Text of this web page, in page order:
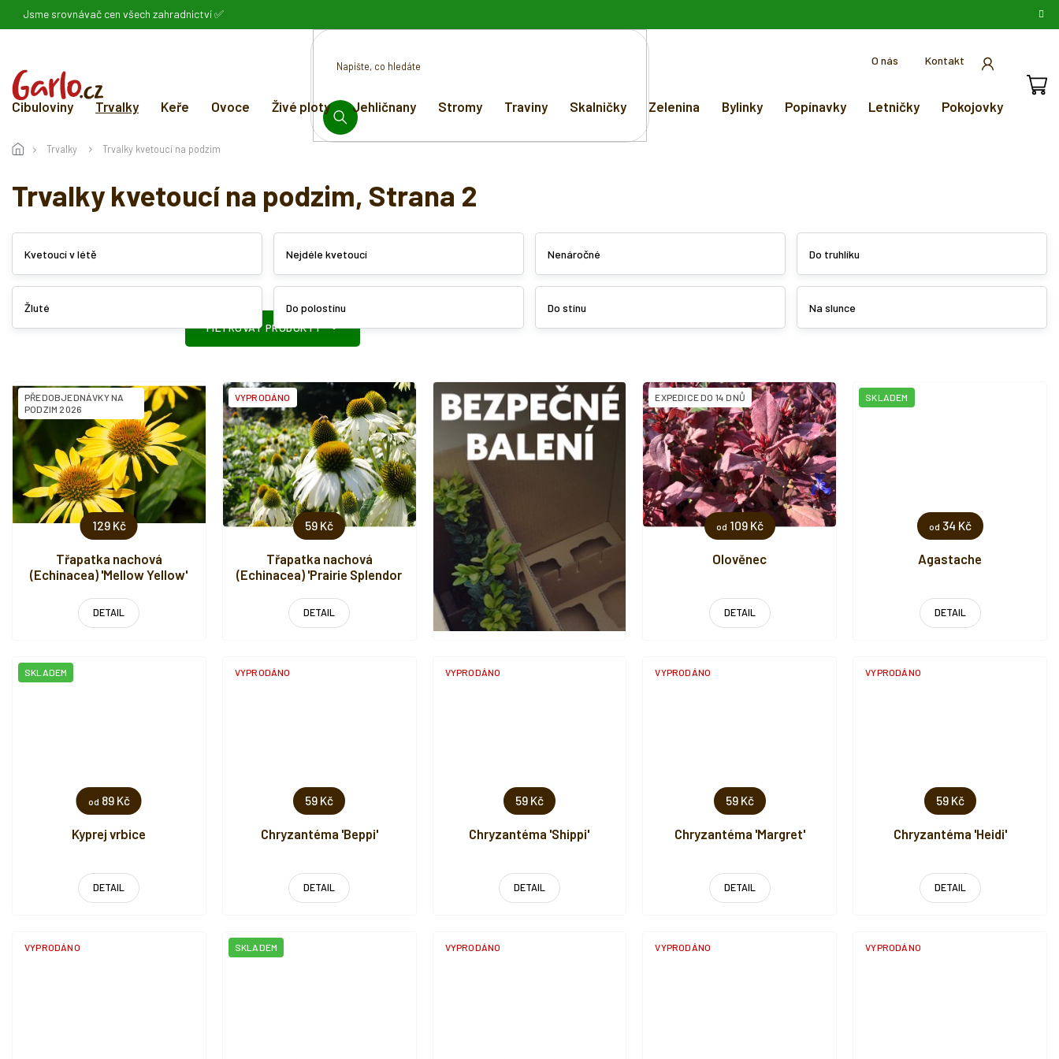
O nás
Kontakt
Jsme srovnávač cen všech zahradnictví ✅
HLEDAT
Cibuloviny Trvalky Keře Ovoce Živé ploty Jehličnany Stromy Traviny Skalničky Zelenina Bylinky Popínavky Letničky Pokojovky
Trvalky Trvalky kvetoucí na podzim
Trvalky kvetoucí na podzim, Strana 2
Kvetoucí v létě Nejdéle kvetoucí Nenáročné Do truhlíku
Žluté Do polostínu Do stínu Na slunce
V
ý
p
i
s
p
r
o
d
129 Kč
Třapatka nachová
(Echinacea) 'Mellow Yellow'
PŘEDOBJEDNÁVKY NA
PODZIM 2026
DETAIL
59 Kč
Třapatka nachová
(Echinacea) 'Prairie Splendor
VYPRODÁNO
DETAIL
od 109 Kč
Olověnec
EXPEDICE DO 14 DNŮ
DETAIL
od 34 Kč
Agastache
SKLADEM
DETAIL
od 89 Kč
Kyprej vrbice
SKLADEM
DETAIL
59 Kč
Chryzantéma 'Beppi'
VYPRODÁNO
DETAIL
59 Kč
Chryzantéma 'Shippi'
VYPRODÁNO
DETAIL
59 Kč
Chryzantéma 'Margret'
VYPRODÁNO
DETAIL
59 Kč
Chryzantéma 'Heidi'
VYPRODÁNO
DETAIL
VYPRODÁNO SKLADEM VYPRODÁNO VYPRODÁNO VYPRODÁNO